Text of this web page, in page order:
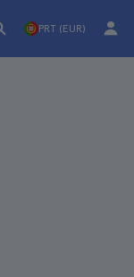
PRT (EUR)